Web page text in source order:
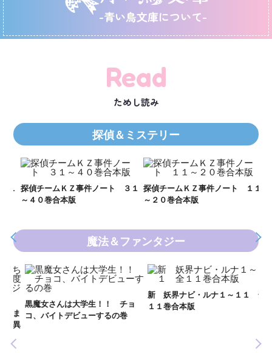
-青い鳥文庫について-
Read
ためし読み
探偵＆ミステリー
探偵チームＫＺ事件ノート ３１
～４０巻合本版
探偵チームＫＺ事件ノート １１
～２０巻合本版
魔法＆ファンタジー
黒魔女さんは大学生！！ チョ
コ、バイトデビューするの巻
新 妖界ナビ・ルナ１～１１ 全
１１巻合本版